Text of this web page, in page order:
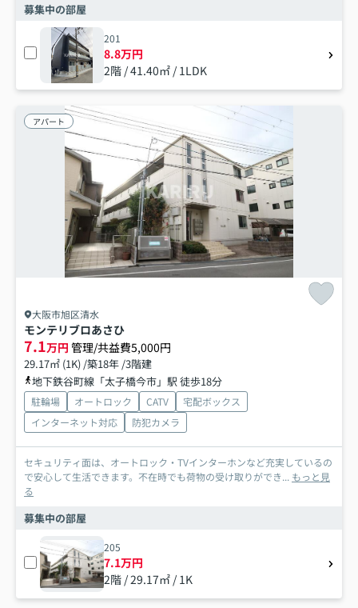
募集中の部屋
201
8.8万円
2階 / 41.40㎡ / 1LDK
アパート
大阪市旭区清水
モンテリブロあさひ
7.1万円 管理/共益費5,000円
29.17㎡ (1K) /築18年 /3階建
地下鉄谷町線「太子橋今市」駅 徒歩18分
駐輪場 オートロック CATV
宅配ボックス
インターネット対応
防犯カメラ
セキュリティ面は、オートロック・TVインターホンなど充実しているの
で安心して生活できます。不在時でも荷物の受け取りができ... もっと見
る
募集中の部屋
205
7.1万円
2階 / 29.17㎡ / 1K